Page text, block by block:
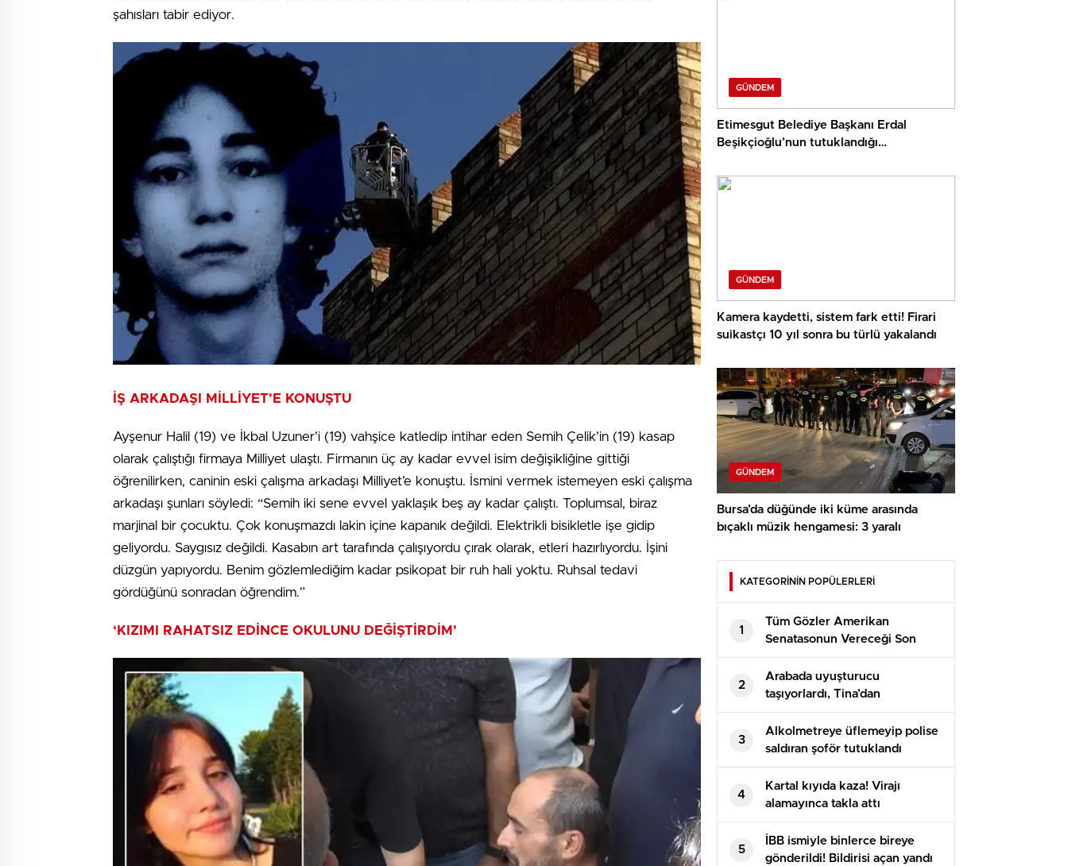
şahısları tabir ediyor.
İŞ ARKADAŞI MİLLİYET’E KONUŞTU
Ayşenur Halil (19) ve İkbal Uzuner’i (19) vahşice katledip intihar eden Semih Çelik’in (19) kasap
olarak çalıştığı firmaya Milliyet ulaştı. Firmanın üç ay kadar evvel isim değişikliğine gittiği
öğrenilirken, caninin eski çalışma arkadaşı Milliyet’e konuştu. İsmini vermek istemeyen eski çalışma
arkadaşı şunları söyledi: “Semih iki sene evvel yaklaşık beş ay kadar çalıştı. Toplumsal, biraz
marjinal bir çocuktu. Çok konuşmazdı lakin içine kapanık değildi. Elektrikli bisikletle işe gidip
geliyordu. Saygısız değildi. Kasabın art tarafında çalışıyordu çırak olarak, etleri hazırlıyordu. İşini
düzgün yapıyordu. Benim gözlemlediğim kadar psikopat bir ruh hali yoktu. Ruhsal tedavi
gördüğünü sonradan öğrendim.”
‘KIZIMI RAHATSIZ EDİNCE OKULUNU DEĞİŞTİRDİM’
GÜNDEM
Etimesgut Belediye Başkanı Erdal
Beşikçioğlu’nun tutuklandığı
GÜNDEM
Kamera kaydetti, sistem fark etti! Firari
suikastçı 10 yıl sonra bu türlü yakalandı
GÜNDEM
Bursa’da düğünde iki küme arasında
bıçaklı müzik hengamesi: 3 yaralı
KATEGORİNİN POPÜLERLERİ
1
Tüm Gözler Amerikan
Senatasonun Vereceği Son
Kararda
2
Arabada uyuşturucu
taşıyorlardı, Tina’dan
kaçamadılar
3
Alkolmetreye üflemeyip polise
saldıran şoför tutuklandı
4
Kartal kıyıda kaza! Virajı
alamayınca takla attı
5
İBB ismiyle binlerce bireye
gönderildi! Bildirisi açan yandı